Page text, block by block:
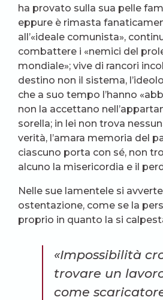
ha provato sulla sua pelle
eppure è rimasta
all’«ideale comunista»,
combattere i «nemici del
mondiale»; vive di rancori
destino non il sistema,
che a suo tempo l’hanno
non la accettano
sorella; in lei non trova
verità, l’amara memoria del
ciascuno porta con sé, non
alcuno la misericordia e il
Nelle sue lamentele si
ostentazione, come se la
proprio in quanto la si
«Impossibilità
trovare un
come